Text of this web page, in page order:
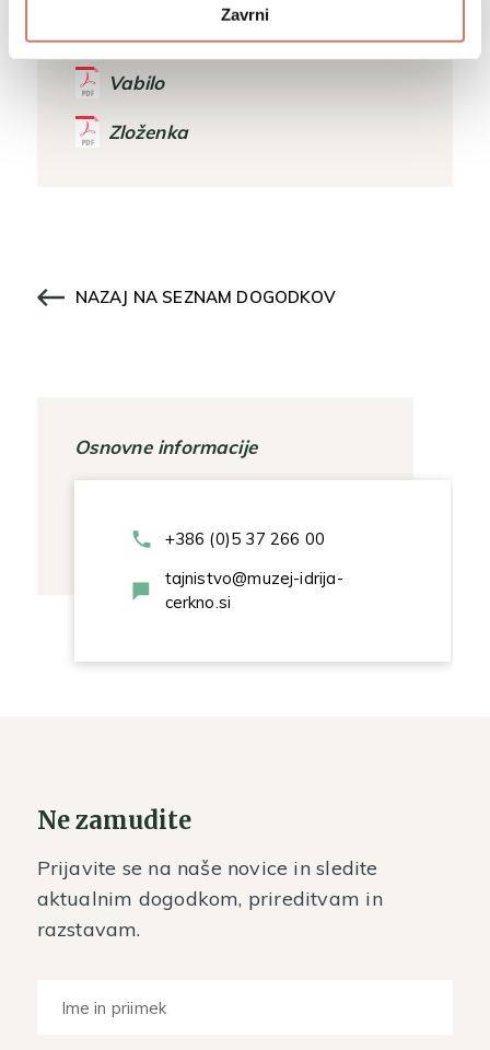
Zavrni
Vabilo
Zloženka
NAZAJ NA SEZNAM DOGODKOV
Osnovne informacije
+386 (0)5 37 266 00
tajnistvo@muzej-idrija-
cerkno.si
Ne zamudite
Prijavite se na naše novice in sledite
aktualnim dogodkom, prireditvam in
razstavam.